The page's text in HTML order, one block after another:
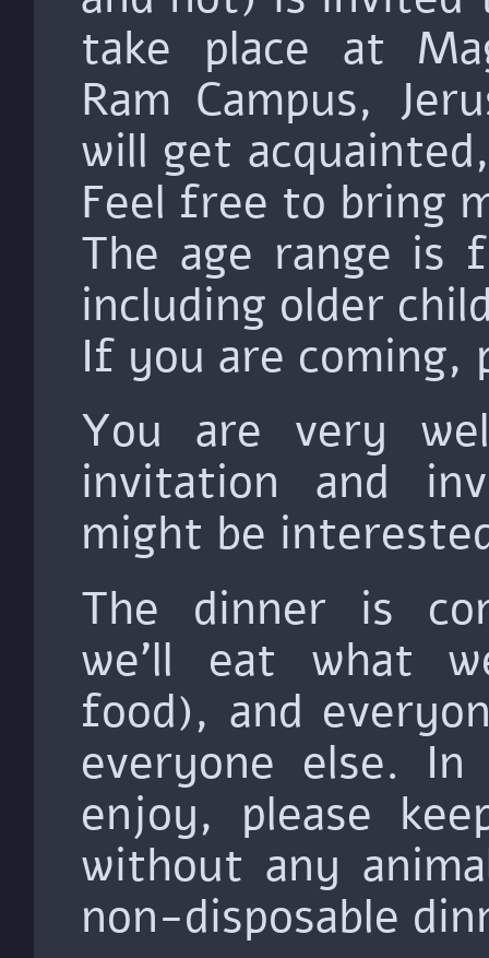
take place at
Ram Campus,
will get
Feel free to bring
The age range is
including older
If you are coming,
You are very
invitation and
might be
The dinner is
we'll eat what
food), and
everyone else.
enjoy, please
without any
non-disposable